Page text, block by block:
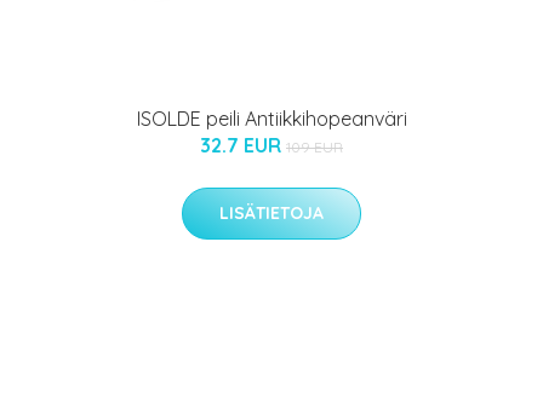
ISOLDE peili Antiikkihopeanväri
32.7 EUR 109 EUR
LISÄTIETOJA